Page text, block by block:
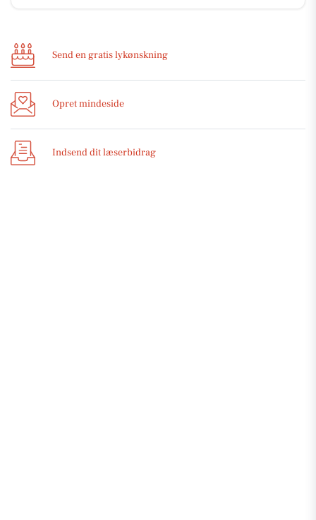
Send en gratis lykønskning
Opret mindeside
Indsend dit læserbidrag